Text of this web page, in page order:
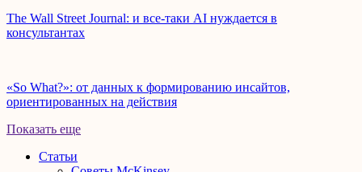
The Wall Street Journal: и все-таки AI нуждается в
консультантах
«So What?»: от данных к формированию инсайтов,
ориентированных на действия
Показать еще
Статьи